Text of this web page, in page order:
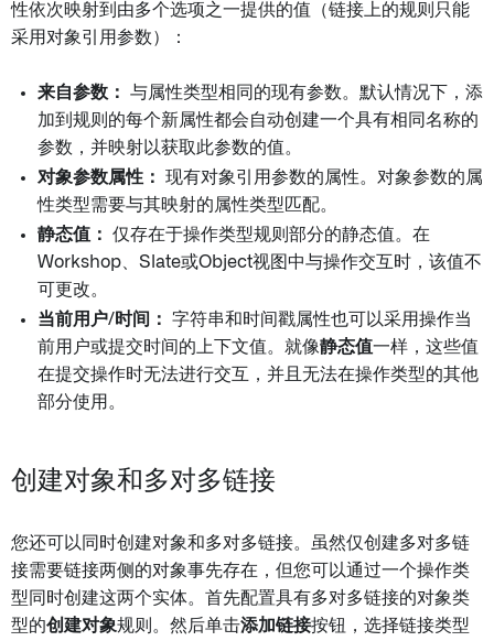
性依次映射到由多个选项之一提供的值（链接上的规则只能
采用对象引用参数）：
来自参数：
与属性类型相同的现有参数。默认情况下，添
加到规则的每个新属性都会自动创建一个具有相同名称的
参数，并映射以获取此参数的值。
对象参数属性：
现有对象引用参数的属性。对象参数的属
性类型需要与其映射的属性类型匹配。
静态值：
仅存在于操作类型规则部分的静态值。在
Workshop、Slate或Object视图中与操作交互时，该值不
可更改。
当前用户/时间：
字符串和时间戳属性也可以采用操作当
前用户或提交时间的上下文值。就像静态值一样，这些值
在提交操作时无法进行交互，并且无法在操作类型的其他
部分使用。
创建对象和多对多链接
您还可以同时创建对象和多对多链接。虽然仅创建多对多链
接需要链接两侧的对象事先存在，但您可以通过一个操作类
型同时创建这两个实体。首先配置具有多对多链接的对象类
型的创建对象规则。然后单击添加链接按钮，选择链接类型